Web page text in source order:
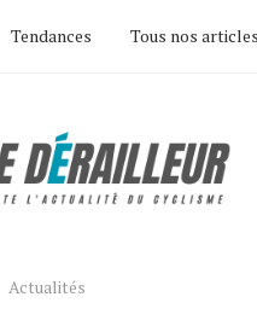
Tendances Tous nos articles
Actualités